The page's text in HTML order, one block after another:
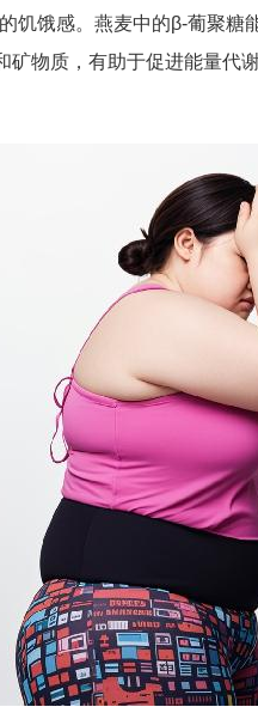
饥饿感。燕麦中的β-葡聚
矿物质，有助于促进能量代